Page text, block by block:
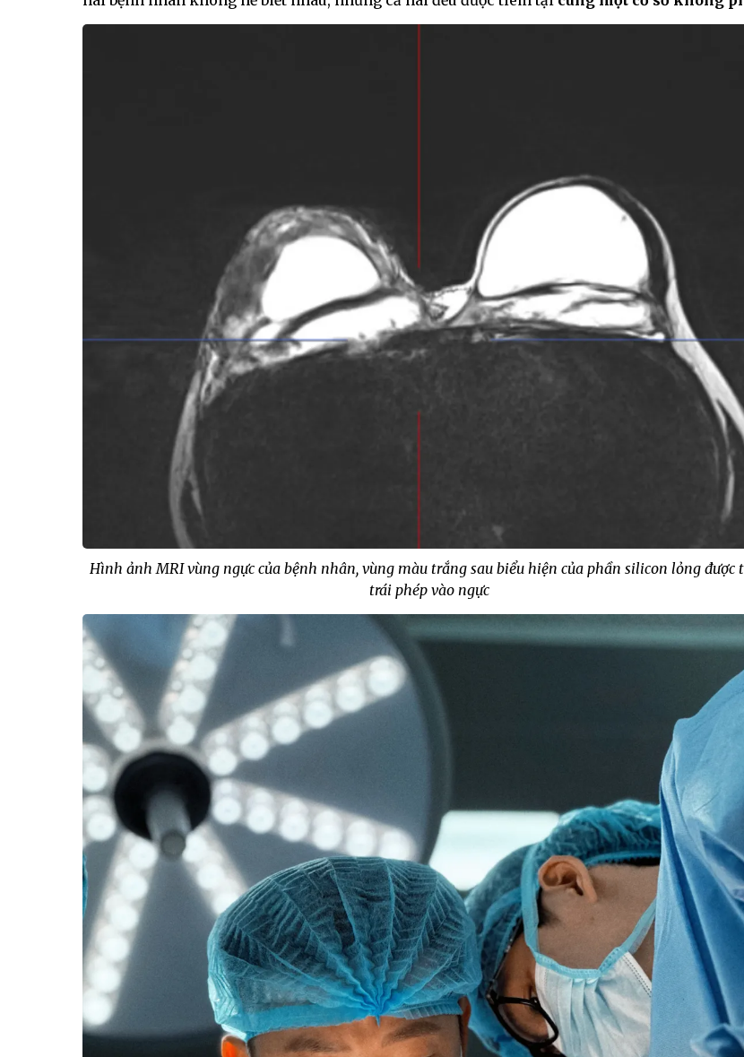
Hình ảnh MRI vùng ngực của bệnh nhân, vùng màu trắng sau biểu hiện của phần silicon lỏng được
trái phép vào ngực